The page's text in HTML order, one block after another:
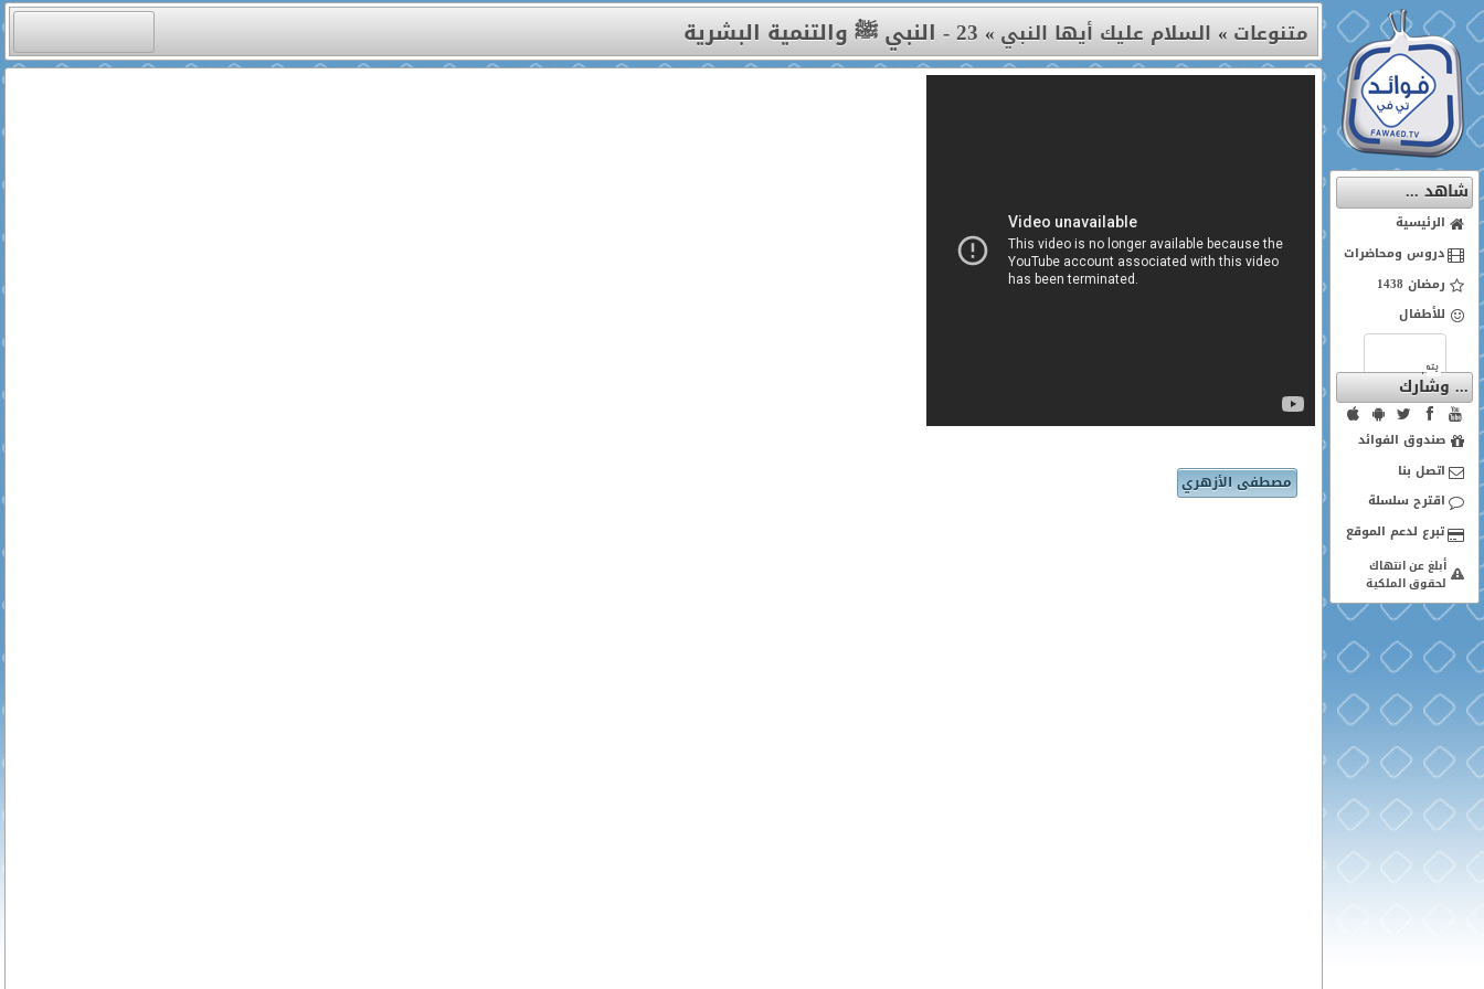
شاهد ...
الرئيسية
دروس ومحاضرات
رمضان 1438
للأطفال
... وشارك
صندوق الفوائد
اتصل بنا
اقترح سلسلة
أبلغ عن انتهاك
لحقوق الملكية
متنوعات » السلام عليك أيها النبي »23 - النبي ﷺ والتنمية البشرية
مصطفى الأزهري